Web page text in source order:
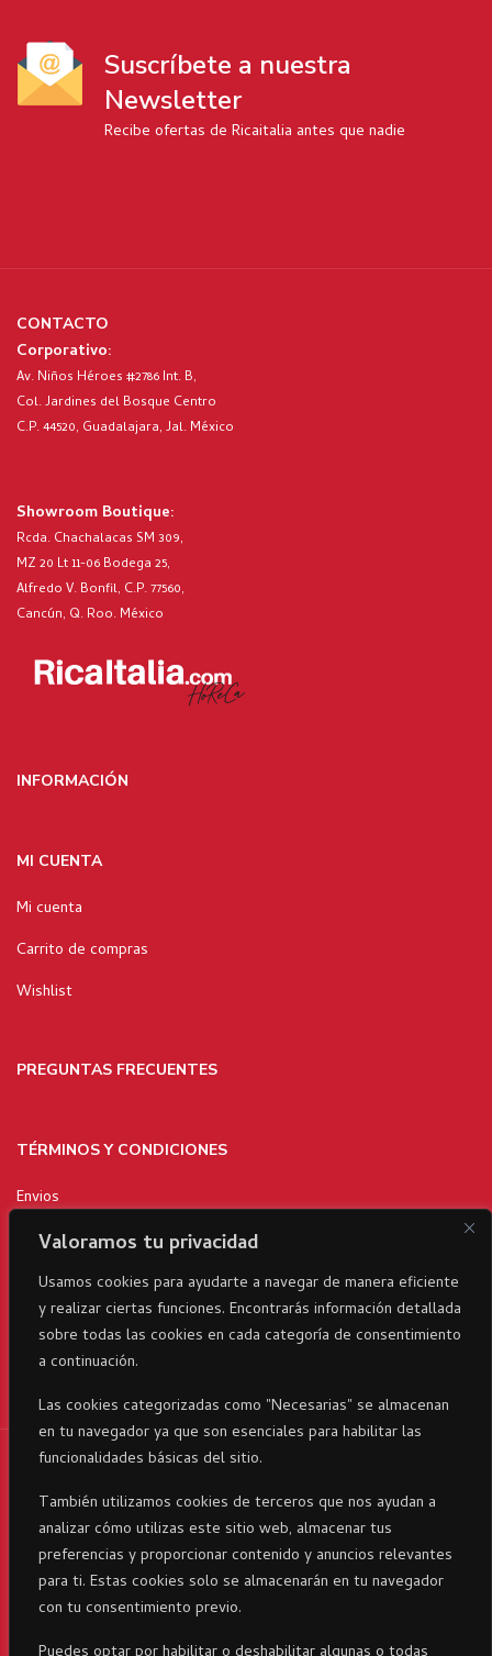
Valoramos tu privacidad
Usamos cookies para ayudarte a navegar de manera eficiente
y realizar ciertas funciones. Encontrarás información detallada
sobre todas las cookies en cada categoría de consentimiento
a continuación.
Las cookies categorizadas como "Necesarias" se almacenan
en tu navegador ya que son esenciales para habilitar las
funcionalidades básicas del sitio.
También utilizamos cookies de terceros que nos ayudan a
analizar cómo utilizas este sitio web, almacenar tus
preferencias y proporcionar contenido y anuncios relevantes
para ti. Estas cookies solo se almacenarán en tu navegador
con tu consentimiento previo.
Suscríbete a nuestra
Newsletter
Recibe ofertas de Ricaitalia antes que nadie
CONTACTO
Corporativo:
Av. Niños Héroes #2786 Int. B,
Col. Jardines del Bosque Centro
C.P. 44520, Guadalajara, Jal. México
Showroom Boutique:
Rcda. Chachalacas SM 309,
MZ 20 Lt 11-06 Bodega 25,
Alfredo V. Bonfil, C.P. 77560,
Cancún, Q. Roo. México
INFORMACIÓN
MI CUENTA
Mi cuenta
Carrito de compras
Wishlist
PREGUNTAS FRECUENTES
TÉRMINOS Y CONDICIONES
Envios
Politica de privacidad
Terminos y condiciones
Devoluciones
Corporativo23 . Todos los derechos reservados